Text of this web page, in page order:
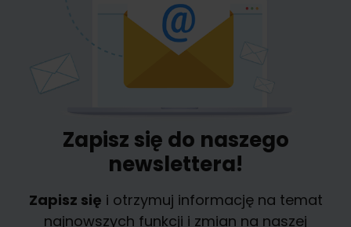
Zapisz się do naszego
newslettera!
Zapisz się i otrzymuj informację na temat
najnowszych funkcji i zmian na naszej